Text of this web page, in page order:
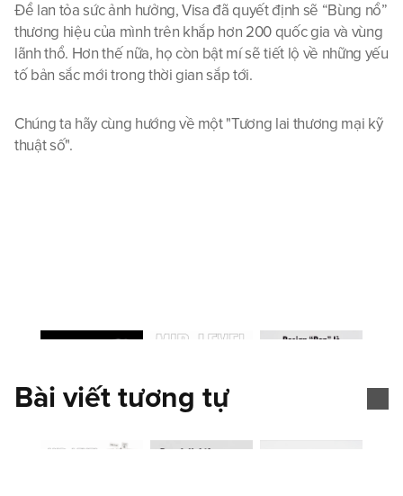
Để lan tỏa sức ảnh hưởng, Visa đã quyết định sẽ “Bùng nổ”
thương hiệu của mình trên khắp hơn 200 quốc gia và vùng
lãnh thổ. Hơn thế nữa, họ còn bật mí sẽ tiết lộ về những yếu
tố bản sắc mới trong thời gian sắp tới.
Chúng ta hãy cùng hướng về một "Tương lai thương mại kỹ
thuật số".
Bài viết tương tự